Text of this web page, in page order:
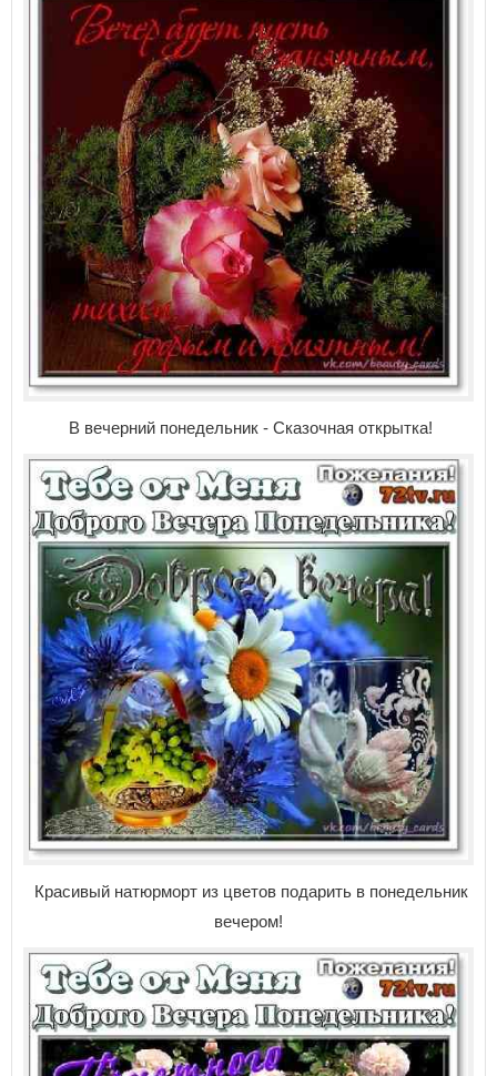
В вечерний понедельник - Сказочная открытка!
Красивый натюрморт из цветов подарить в понедельник
вечером!